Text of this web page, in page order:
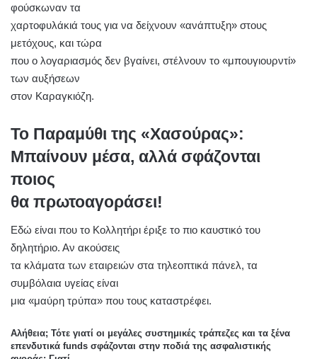
φούσκωναν τα
χαρτοφυλάκιά τους για να δείχνουν «ανάπτυξη» στους
μετόχους, και τώρα
που ο λογαριασμός δεν βγαίνει, στέλνουν το «μπουγιουρντί»
των αυξήσεων
στον Καραγκιόζη.
Το Παραμύθι της «Χασούρας»:
Μπαίνουν μέσα, αλλά σφάζονται
ποιος
θα πρωτοαγοράσει!
Εδώ είναι που το Κολλητήρι έριξε το πιο καυστικό του
δηλητήριο. Αν ακούσεις
τα κλάματα των εταιρειών στα τηλεοπτικά πάνελ, τα
συμβόλαια υγείας είναι
μια «μαύρη τρύπα» που τους καταστρέφει.
Αλήθεια; Τότε γιατί οι μεγάλες συστημικές τράπεζες και τα ξένα
επενδυτικά funds σφάζονται στην ποδιά της ασφαλιστικής